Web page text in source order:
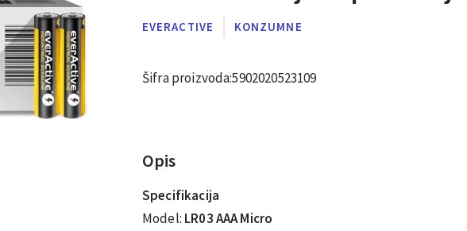
EVERACTIVE KONZUMNE
Šifra proizvoda:5902020523109
Opis
Specifikacija
Model: LR03 AAA Micro